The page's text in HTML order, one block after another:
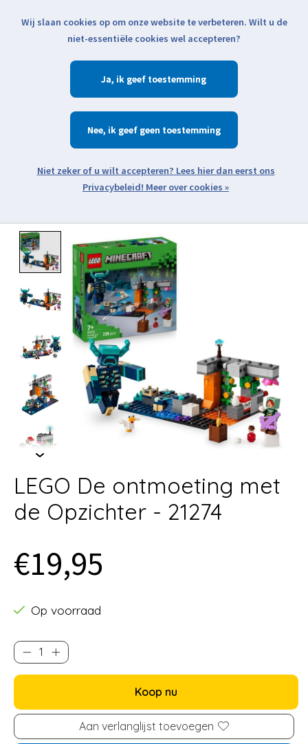
Klik voor actuele verzendinformatie...
Verlanglijst
Zoeken
Open webshop menu
Product image slideshow Items
LEGO De ontmoeting met
de Opzichter - 21274
€19,95
Op voorraad
Koop nu
Aan verlanglijst toevoegen
Wij slaan cookies op om onze website te verbeteren. Wilt u de
niet-essentiële cookies wel accepteren?
Ja
Nee
Meer over cookies »